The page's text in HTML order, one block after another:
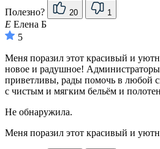
Полезно? 20 1
Е Елена Б
5
Меня поразил этот красивый и
новое и радушное!
приветливы, рады помочь в любой
с чистым и мягким бельём и
Не обнаружила.
Меня поразил этот красивый и